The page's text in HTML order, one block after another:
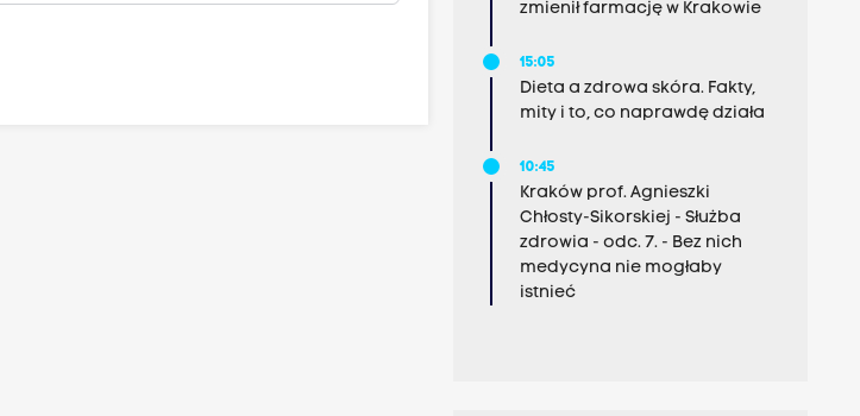
zmienił farmację w Krakowie
15:05
Dieta a zdrowa skóra. Fakty,
mity i to, co naprawdę działa
10:45
Kraków prof. Agnieszki
Chłosty-Sikorskiej - Służba
zdrowia - odc. 7. - Bez nich
medycyna nie mogłaby
istnieć